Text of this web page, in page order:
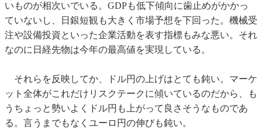
いものが相次いでいる。GDPも低下傾向に歯止めがかかっ
ていないし、日銀短観も大きく市場予想を下回った。機械受
注や設備投資といった企業活動を表す指標もみな悪い。それ
なのに日経先物は今年の最高値を実現している。
それらを反映してか、ドル円の上げはとても鈍い。マーケ
ット全体がこれだけリスクテークに傾いているのだから、も
うちょっと勢いよくドル円も上がって良さそうなものであ
る。言うまでもなくユーロ円の伸びも鈍い。